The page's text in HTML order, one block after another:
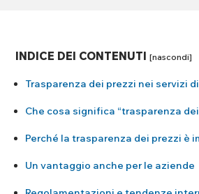
INDICE DEI CONTENUTI
Trasparenza dei prezzi nei servizi
Che cosa significa “trasparenza
Perché la trasparenza dei prezzi è
Un vantaggio anche per le aziende